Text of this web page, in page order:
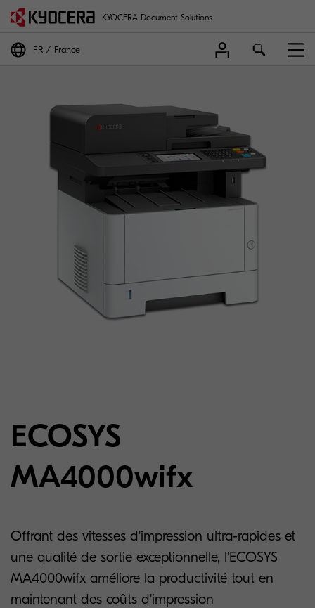
KYOCERA Document Solutions
FR France
ECOSYS
MA4000wifx
Offrant des vitesses d'impression ultra-rapides et
une qualité de sortie exceptionnelle, l'ECOSYS
MA4000wifx améliore la productivité tout en
maintenant des coûts d'impression